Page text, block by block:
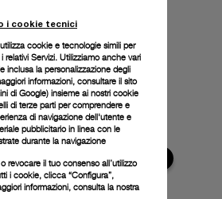
i cookie tecnici
cookie e tecnologie simili per
relativi Servizi. Utilizziamo anche vari
inclusa la personalizzazione degli
informazioni, consultare il sito
di Google) insieme ai nostri cookie
di terze parti per comprendere e
di navigazione dell'utente e
pubblicitario in linea con le
durante la navigazione
revocare il tuo consenso all’utilizzo
i cookie, clicca “Configura”,
informazioni, consulta la nostra